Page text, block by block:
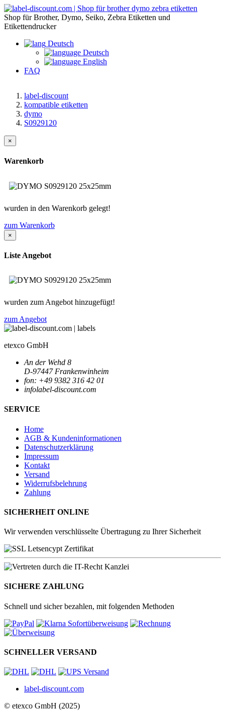
Shop für Brother, Dymo, Seiko, Zebra Etiketten und
Etikettendrucker
Deutsch
Deutsch
English
FAQ
label-discount
kompatible etiketten
dymo
S0929120
×
Warenkorb
wurden in den Warenkorb gelegt!
zum Warenkorb
×
Liste Angebot
wurden zum Angebot hinzugefügt!
zum Angebot
etexco GmbH
An der Wehd 8
D-97447 Frankenwinheim
fon: +49 9382 316 42 01
infolabel-discount.com
SERVICE
Home
AGB & Kundeninformationen
Datenschutzerklärung
Impressum
Kontakt
Versand
Widerrufsbelehrung
Zahlung
SICHERHEIT ONLINE
Wir verwenden verschlüsselte Übertragung zu Ihrer Sicherheit
SICHERE ZAHLUNG
Schnell und sicher bezahlen, mit folgenden Methoden
SCHNELLER VERSAND
label-discount.com
© etexco GmbH (2025)